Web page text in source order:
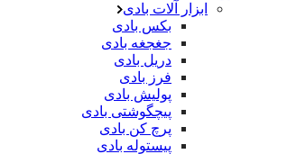
ابزار آلات بادی
بکس بادی
جغجغه بادی
دریل بادی
فرز بادی
پولیش بادی
پیچگوشتی بادی
پرچ کن بادی
پیستوله بادی